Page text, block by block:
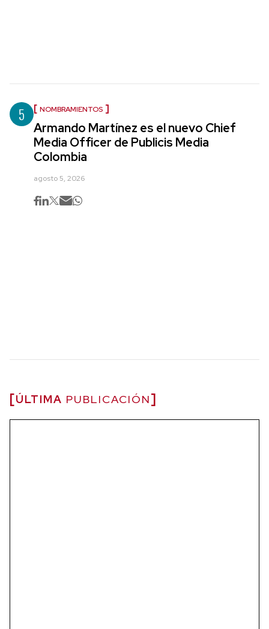
5 NOMBRAMIENTOS
Armando Martínez es el nuevo Chief
Media Officer de Publicis Media
Colombia
agosto 5, 2026
ÚLTIMA PUBLICACIÓN